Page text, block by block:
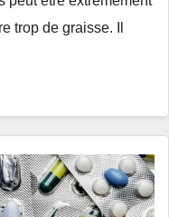
trop de graisse. Il